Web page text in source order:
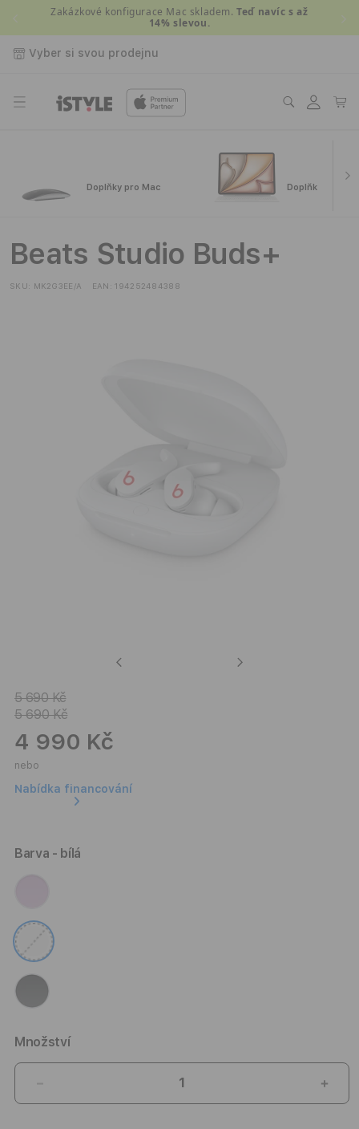
Přejít kZakázkové konfigurace Mac skladem.Teď navíc s až
14% slevou.
Vyber si svou prodejnu
Přihlásit
se
Košík
Doplňky pro Mac Doplňky pro
Beats Studio Buds+
SKU: MK2G3EE/A EAN: 194252484388
Previous Next
5 690 Kč
5 690 Kč
4 990 Kč
nebo
Nabídka financování
Barva - bílá
Množství
množství